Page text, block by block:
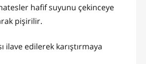
hafif suyunu çekinceye
pişirilir.
ilave edilerek karıştırmaya